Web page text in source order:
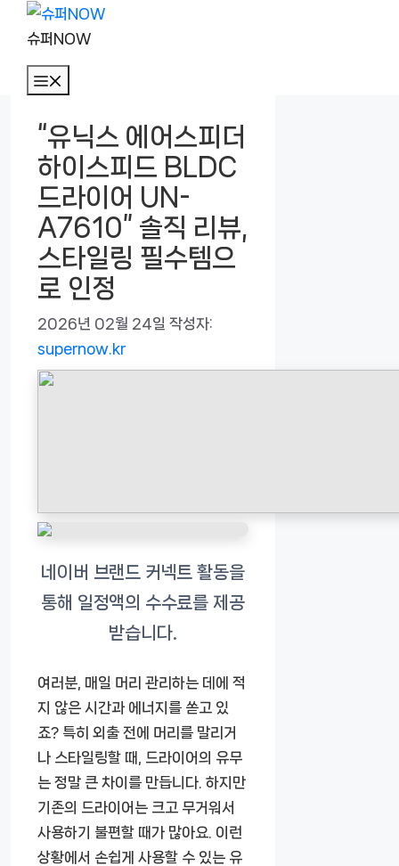
슈퍼NOW
“유닉스 에어스피더
하이스피드 BLDC
드라이어 UN-
A7610” 솔직 리뷰,
스타일링 필수템으
로 인정
2026년 02월 24일 작성자:
supernow.kr
여러분, 매일 머리 관리하는 데에 적
지 않은 시간과 에너지를 쏟고 있
죠? 특히 외출 전에 머리를 말리거
나 스타일링할 때, 드라이어의 유무
는 정말 큰 차이를 만듭니다. 하지만
기존의 드라이어는 크고 무거워서
사용하기 불편할 때가 많아요. 이런
상황에서 손쉽게 사용할 수 있는 유